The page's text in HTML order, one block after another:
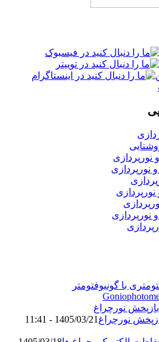
نورپردازی
نورپردازی
نورپردازی
با گونیوفتومتر
نورچراغ 1405/03/21 - 11:41